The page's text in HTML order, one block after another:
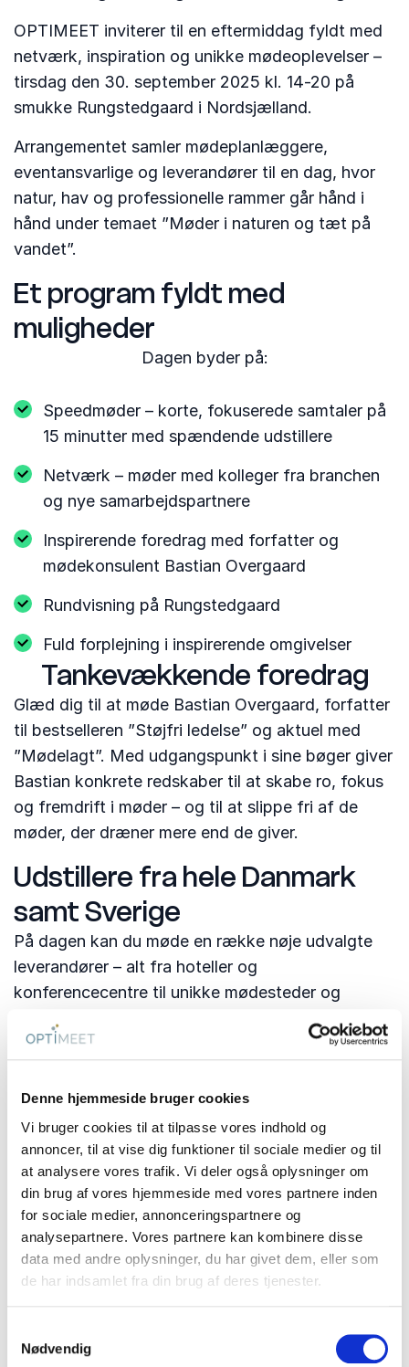
Denne hjemmeside bruger cookies
Vi bruger cookies til at tilpasse vores indhold og
annoncer, til at vise dig funktioner til sociale medier og til
at analysere vores trafik. Vi deler også oplysninger om
din brug af vores hjemmeside med vores partnere inden
for sociale medier, annonceringspartnere og
analysepartnere. Vores partnere kan kombinere disse
data med andre oplysninger, du har givet dem, eller som
de har indsamlet fra din brug af deres tjenester.
Nødvendig
OPTIMEET inviterer til en eftermiddag fyldt med
netværk, inspiration og unikke mødeoplevelser –
tirsdag den 30. september 2025 kl. 14-20 på
smukke Rungstedgaard i Nordsjælland.
Arrangementet samler mødeplanlæggere,
eventansvarlige og leverandører til en dag, hvor
natur, hav og professionelle rammer går hånd i
hånd under temaet ”Møder i naturen og tæt på
vandet”.
Et program fyldt med
muligheder
Dagen byder på:
Speedmøder – korte, fokuserede samtaler på
15 minutter med spændende udstillere
Netværk – møder med kolleger fra branchen
og nye samarbejdspartnere
Inspirerende foredrag med forfatter og
mødekonsulent Bastian Overgaard
Rundvisning på Rungstedgaard
Fuld forplejning i inspirerende omgivelser
Tankevækkende foredrag
Glæd dig til at møde Bastian Overgaard, forfatter
til bestselleren ”Støjfri ledelse” og aktuel med
”Mødelagt”. Med udgangspunkt i sine bøger giver
Bastian konkrete redskaber til at skabe ro, fokus
og fremdrift i møder – og til at slippe fri af de
møder, der dræner mere end de giver.
Udstillere fra hele Danmark
samt Sverige
På dagen kan du møde en række nøje udvalgte
leverandører – alt fra hoteller og
konferencecentre til unikke mødesteder og
Sjælland:
Slot • Bymose Hegn • Classic Car House •
CoastZone – Teambuilding • Comwell Hotels • Go
Nordic Cruiseline (København-Oslo) •
Knuthenborg • Konventum & Højstrupgaard •
Kragerup Gods & Aktivitetspark • Marienlyst
Strandhotel • Pharmakon Konferencecenter • Rox
Resort • Rungstedgaard • Scandic Hotels •
Skomagerkroen Gastromøder • Statens
Hangar & Clarion, Comfort & Quality Hotels •